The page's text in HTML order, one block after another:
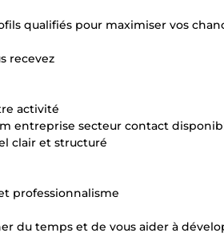
qualifiés pour maximiser vos
recevez
activité
entreprise secteur contact
clair et structuré
professionnalisme
du temps et de vous aider à